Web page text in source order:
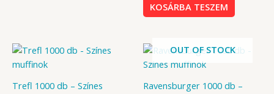
KOSÁRBA TESZEM
Trefl 1000 db – Színes
OUT OF STOCK
Ravensburger 1000 db –